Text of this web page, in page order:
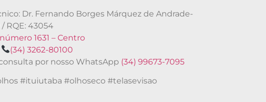
Dr. Fernando Borges Márquez de Andrade-
/ RQE: 43054
1631 – Centro
(34) 3262-80100
por nosso WhatsApp (34) 99673-7095
#ituiutaba #olhoseco #telasevisao